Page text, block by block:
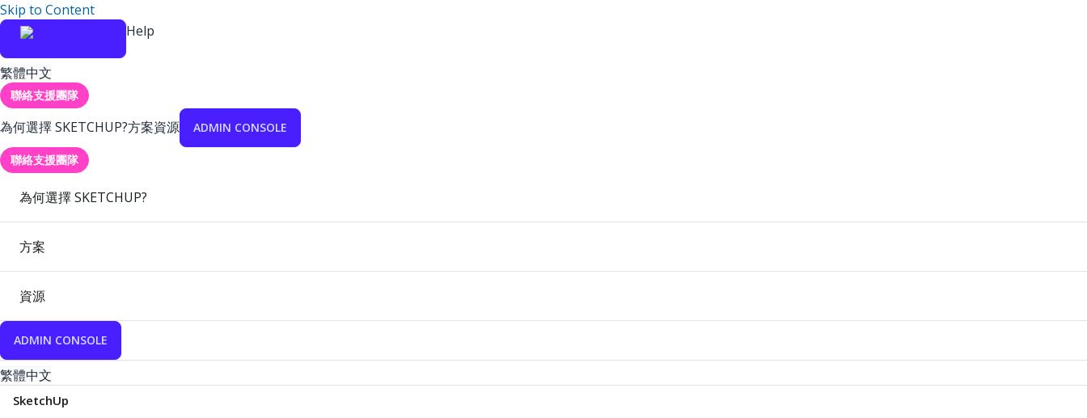
Skip to Content
Help
繁體中文
聯絡支援團隊
為何選擇 SKETCHUP?方案資源 ADMIN CONSOLE
聯絡支援團隊
為何選擇 SKETCHUP?
方案
資源
ADMIN CONSOLE
繁體中文
SketchUp